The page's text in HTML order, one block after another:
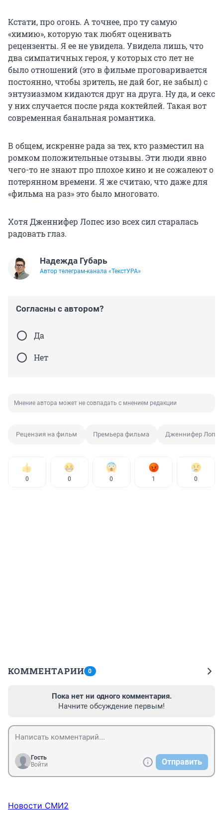
Кстати, про огонь. А точнее, про ту самую
«химию», которую так любят оценивать
рецензенты. Я ее не увидела. Увидела лишь, что
два симпатичных героя, у которых сто лет не
было отношений (это в фильме проговаривается
постоянно, чтобы зритель, не дай бог, не забыл) с
энтузиазмом кидаются друг на друга. Ну да, и секс
у них случается после ряда коктейлей. Такая вот
современная банальная романтика.
В общем, искренне рада за тех, кто разместил на
ромком положительные отзывы. Эти люди явно
чего-то не знают про плохое кино и не сожалеют о
потерянном времени. Я же считаю, что даже для
«фильма на раз» это было многовато.
Хотя Дженнифер Лопес изо всех сил старалась
радовать глаз.
Надежда Губарь
Автор телеграм-канала «ТекстУРА»
Согласны с автором?
Да
Нет
Мнение автора может не совпадать с мнением редакции
Рецензия на фильм Премьера фильма Дженнифер Лопес
0 0 0 1 0
КОММЕНТАРИИ 0
Пока нет ни одного комментария.
Начните обсуждение первым!
Гость
Войти
Отправить
Новости СМИ2